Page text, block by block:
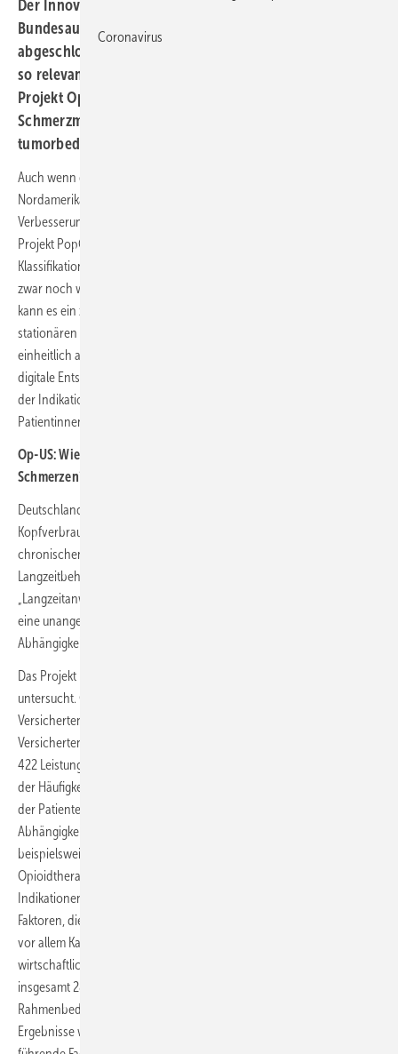
Der Innovationsausschuss beim Gemeinsamen
Bundesausschuss schätzt die Ergebnisse von drei
abgeschlossenen Versorgungsforschungsprojekten als
so relevant ein, dass er sie gezielt weiterleitet. Das
Projekt Op-US hat Langzeittherapien mit opioidhaltigen
Schmerzmitteln bei Versicherten mit chronischen nicht-
tumorbedingten Schmerzen untersucht.
Auch wenn die Analysen keine Hinweise auf eine Opioidkrise wie in
Nordamerika geben, lassen sich diverse Problemfelder und
Verbesserungspotenzial auf verschiedenen Ebenen erkennen. Das
Projekt PopGroup hat ein bevölkerungsbezogenes
Klassifikationssystem entwickelt, erprobt und evaluiert. Es besteht
zwar noch weiterer Entwicklungs- und Erprobungsbedarf – dennoch
kann es ein zusätzliches Instrument sein, um den ambulanten und
stationären morbiditätsbezogenen regionalen Versorgungsbedarf
einheitlich abzuschätzen. Vom Projekt Value-basedTKR wurde eine
digitale Entscheidungshilfe entwickelt und evaluiert, um die Qualität
der Indikationsstellung für einen Kniegelenkersatz unter Einbezug der
Patientinnen und Patienten zu erhöhen.
Op-US: Wie leitliniengerecht ist die Langzeit-Opioidtherapie bei
Schmerzen?
Deutschland gehört weltweit zu den Ländern mit dem höchsten Pro-
Kopfverbrauch opioidhaltiger Schmerzmittel. Sie werden vor allem bei
chronischen nicht-tumorbedingten Schmerzen (CNTS) und häufig als
Langzeitbehandlung (über drei Monate) eingesetzt. Die S3-Leitlinie
„Langzeitanwendung von Opioiden bei CNTS“ gibt Empfehlungen, um
eine unangemessene Versorgung sowie die Entstehung von
Abhängigkeitserkrankungen zu verhindern.
Das Projekt
untersucht. Genutzt wurden Routinedaten von ca. 113.000
Versicherten der DAK-Gesundheit, Befragungsdaten von 661
Versicherten mit Rücken- und/oder Arthroseschmerzen sowie von
422 Leistungserbringenden. Inhaltlich standen unter anderem Fragen
der Häufigkeit und Arten von Fehlversorgung, Unterschiede bezüglich
der Patientencharakteristika sowie Missbrauch und
Abhängigkeitserkrankungen im Fokus. Festgestellt wurde
beispielsweise, dass ein Viertel der Versicherten mit Langzeit-
Opioidtherapie keine Diagnosen hatten, die auf potenzielle
Indikationen der S3-Leitlinie hinwiesen. Festgestellt wurden zudem
Faktoren, die einer leitliniengerechten Versorgung entgegenstehen,
vor allem Kapazitätsprobleme sowie qualifikationsbezogene und
wirtschaftliche Aspekte. Davon ausgehend leitete das Projekt
insgesamt 28 Maßnahmen ab, unter anderem in Bezug auf allgemeine
Rahmenbedingungen und zum Empowerment der Versicherten. Die
Ergebnisse werden an die Deutsche Schmerzgesellschaft e. V. als
Coronavirus